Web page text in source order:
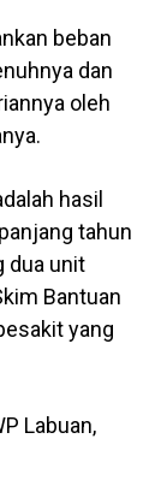
beban
dan
oleh
hasil
tahun
dua unit
Bantuan
yang
Labuan,